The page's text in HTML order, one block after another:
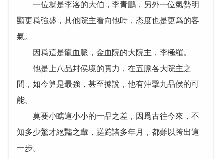
一位就是李洛的大伯，李青鵬，另外一位氣勢明
顯更爲強盛，其他院主看向他時，态度也是更爲的客
氣。
因爲這是龍血脈，金血院的大院主，李極羅。
他是上八品封侯境的實力，在五脈各大院主之
間，如今算是最強，甚至據說，他有沖擊九品侯的可
能。
莫要小瞧這小小的一品之差，因爲古往今來，不
知多少驚才絕豔之輩，蹉跎諸多年月，都難以跨出這
一步。